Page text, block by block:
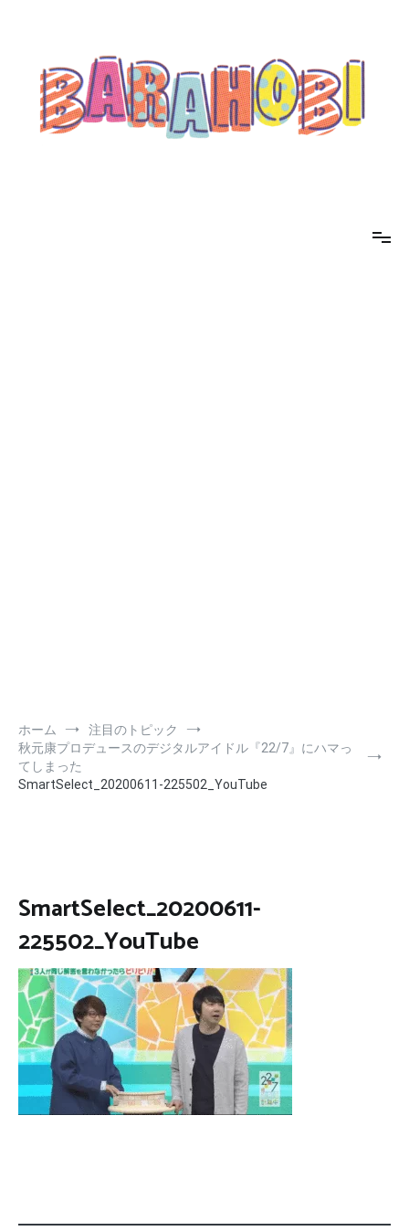
ホーム
注目のトピック
秋元康プロデュースのデジタルアイドル『22/7』にハマっ
てしまった
SmartSelect_20200611-225502_YouTube
SmartSelect_20200611-
225502_YouTube